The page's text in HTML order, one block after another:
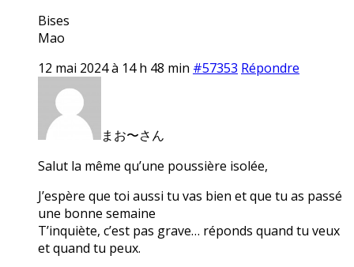
Bises
Mao
12 mai 2024 à 14 h 48 min #57353 Répondre
まお〜さん
Salut la même qu’une poussière isolée,
J’espère que toi aussi tu vas bien et que tu as passé
une bonne semaine
T’inquiète, c’est pas grave… réponds quand tu veux
et quand tu peux.